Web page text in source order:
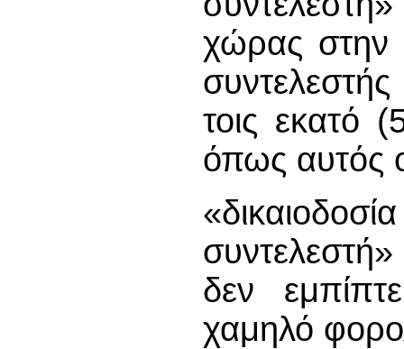
χώρας στην
τοις εκατό
όπως αυτός
δεν
χαμηλό